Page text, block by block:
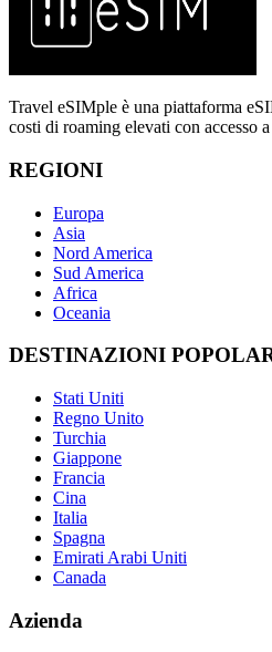
Travel eSIMple è una piattaforma
costi di roaming elevati con accesso
REGIONI
Europa
Asia
Nord America
Sud America
Africa
Oceania
DESTINAZIONI
Stati Uniti
Regno Unito
Turchia
Giappone
Francia
Cina
Italia
Spagna
Emirati Arabi Uniti
Canada
Azienda